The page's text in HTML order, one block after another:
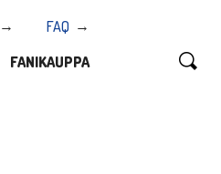
FAQ
FANIKAUPPA